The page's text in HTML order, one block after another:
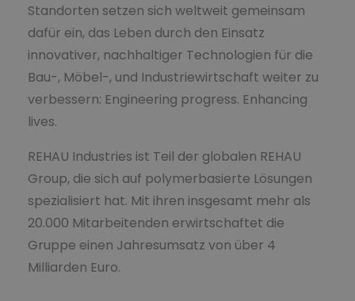
Standorten setzen sich weltweit gemeinsam
dafür ein, das Leben durch den Einsatz
innovativer, nachhaltiger Technologien für die
Bau-, Möbel-, und Industriewirtschaft weiter zu
verbessern: Engineering progress. Enhancing
lives.
REHAU Industries ist Teil der globalen REHAU
Group, die sich auf polymerbasierte Lösungen
spezialisiert hat. Mit ihren insgesamt mehr als
20.000 Mitarbeitenden erwirtschaftet die
Gruppe einen Jahresumsatz von über 4
Milliarden Euro.